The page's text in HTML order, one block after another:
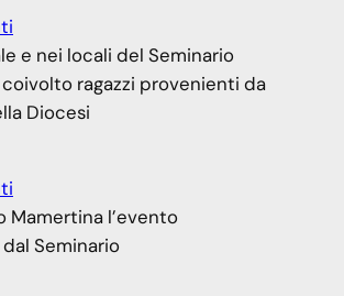
e nei locali del Seminario
coivolto ragazzi provenienti da
Diocesi
Mamertina l’evento
Seminario